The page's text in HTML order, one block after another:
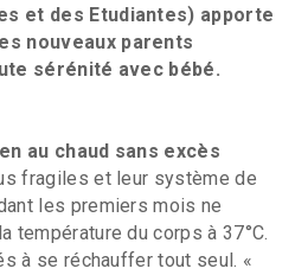
et des Etudiantes) apporte
nouveaux parents
sérénité avec bébé.
au chaud sans excès
fragiles et leur système de
les premiers mois ne
température du corps à 37°C.
à se réchauffer tout seul. «